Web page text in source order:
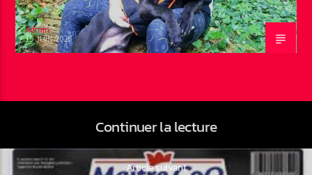
Admin
19 JUIN 2026
Continuer la lecture
Article suivant